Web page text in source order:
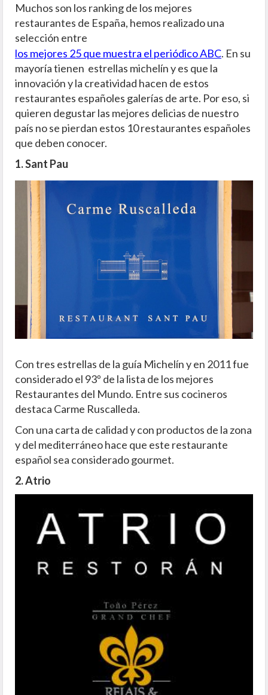
Muchos son los ranking de los mejores
restaurantes de España, hemos realizado una
selección entre
los mejores 25 que muestra el periódico ABC. En su
mayoría tienen estrellas michelín y es que la
innovación y la creatividad hacen de estos
restaurantes españoles galerías de arte. Por eso, si
quieren degustar las mejores delicias de nuestro
país no se pierdan estos 10 restaurantes españoles
que deben conocer.
1. Sant Pau
Con tres estrellas de la guía Michelín y en 2011 fue
considerado el 93º de la lista de los mejores
Restaurantes del Mundo. Entre sus cocineros
destaca Carme Ruscalleda.
Con una carta de calidad y con productos de la zona
y del mediterráneo hace que este restaurante
español sea considerado gourmet.
2. Atrio